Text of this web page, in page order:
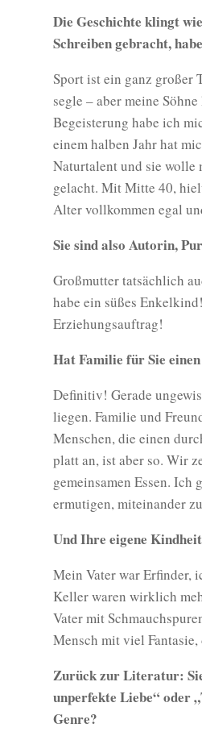
Die Geschichte klingt
Schreiben gebracht,
Sport ist ein ganz großer
segle – aber meine
Begeisterung habe ich
einem halben Jahr hat
Naturtalent und sie wolle
gelacht. Mit Mitte 40,
Alter vollkommen egal
Sie sind also Autorin,
Großmutter tatsächlich
habe ein süßes
Erziehungsauftrag!
Hat Familie für Sie
Definitiv! Gerade
liegen. Familie und
Menschen, die einen
platt an, ist aber so. Wir
gemeinsamen Essen. Ich
ermutigen, miteinander
Und Ihre eigene
Mein Vater war Erfinder,
Keller waren wirklich
Vater mit
Mensch mit viel
Zurück zur Literatur:
unperfekte Liebe“ oder
Genre?